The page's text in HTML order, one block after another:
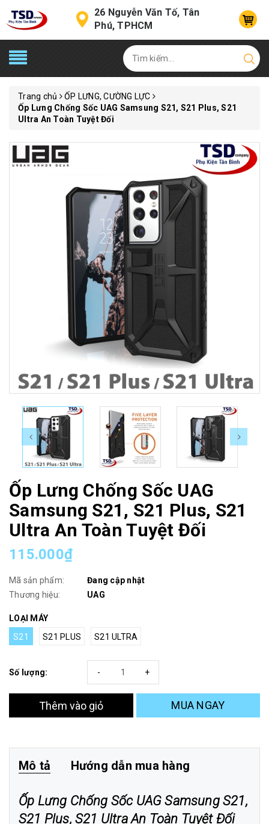
26 Nguyễn Văn Tố, Tân
Phú, TPHCM
Trang chủ
ỐP LƯNG, CƯỜNG LỰC
Ốp Lưng Chống Sốc UAG Samsung S21, S21 Plus, S21
Ultra An Toàn Tuyệt Đối
Ốp Lưng Chống Sốc UAG
Samsung S21, S21 Plus, S21
Ultra An Toàn Tuyệt Đối
115.000₫
Mã sản phẩm:
Đang cập nhật
Thương hiệu:
UAG
LOẠI MÁY
S21
S21 PLUS S21 ULTRA
Số lượng: +
-
Thêm vào giỏ MUA NGAY
Mô tả Hướng dẫn mua hàng
Ốp Lưng Chống Sốc UAG Samsung S21,
S21 Plus, S21 Ultra An Toàn Tuyệt Đối